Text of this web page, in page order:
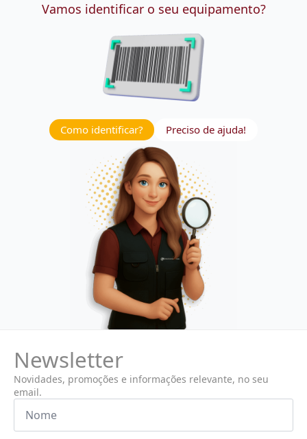
Vamos identificar o seu equipamento?
Como identificar? Preciso de ajuda!
Newsletter
Novidades, promoções e informações relevante, no seu
email.
Nome